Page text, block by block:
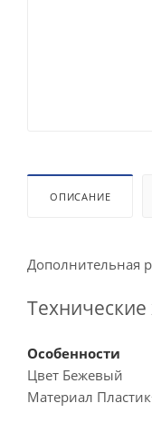
ОПИСАНИЕ
Дополнительная
Технические
Особенности
Цвет Бежевый
Материал